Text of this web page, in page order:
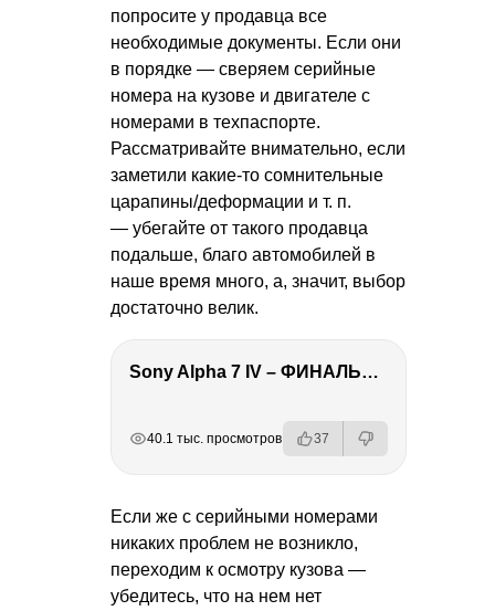
попросите у продавца все
необходимые документы. Если они
в порядке — сверяем серийные
номера на кузове и двигателе с
номерами в техпаспорте.
Рассматривайте внимательно, если
заметили какие-то сомнительные
царапины/деформации и т. п.
— убегайте от такого продавца
подальше, благо автомобилей в
наше время много, а, значит, выбор
достаточно велик.
Sony Alpha 7 IV – ФИНАЛЬНЫЙ ОБЗОР
40.1 тыс. просмотров 37
Если же с серийными номерами
никаких проблем не возникло,
переходим к осмотру кузова —
убедитесь, что на нем нет